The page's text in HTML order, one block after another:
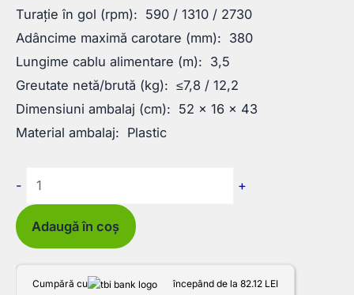
Turație în gol (rpm): 590 / 1310 / 2730
Adâncime maximă carotare (mm): 380
Lungime cablu alimentare (m): 3,5
Greutate netă/brută (kg): ≤7,8 / 12,2
Dimensiuni ambalaj (cm): 52 × 16 × 43
Material ambalaj: Plastic
-
Cantitate
Masina
de
carotat
+
Adaugă în coș
Cumpără cu începând de la 82.12 LEI